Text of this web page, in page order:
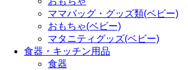
ママバッグ・グッズ類(ベビー)
おもちゃ(ベビー)
マタニティグッズ(ベビー)
食器・キッチン用品
食器